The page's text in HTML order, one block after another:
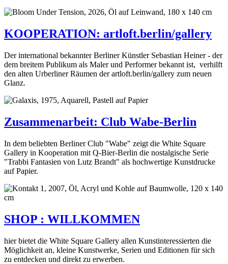
KOOPERATION: artloft.berlin/gallery
Der international bekannter Berliner Künstler Sebastian Heiner - der
dem breitem Publikum als Maler und Performer bekannt ist, verhilft
den alten Urberliner Räumen der artloft.berlin/gallery zum neuen
Glanz.
Zusammenarbeit: Club Wabe-Berlin
In dem beliebten Berliner Club "Wabe" zeigt die White Square
Gallery in Kooperation mit Q-Bier-Berlin die nostalgische Serie
"Trabbi Fantasien von Lutz Brandt" als hochwertige Kunstdrucke
auf Papier.
SHOP : WILLKOMMEN
hier bietet die White Square Gallery allen Kunstinteressierten die
Möglichkeit an, kleine Kunstwerke, Serien und Editionen für sich
zu entdecken und direkt zu erwerben.